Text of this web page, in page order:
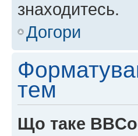
знаходитесь.
Догори
тем
Що таке